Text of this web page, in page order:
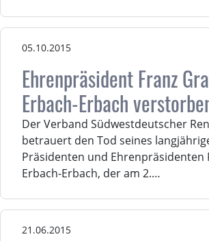
05.10.2015
Ehrenpräsident Franz
Erbach-Erbach
Der Verband Südwestdeutscher
betrauert den Tod seines
Präsidenten und Ehrenpräsidenten
Erbach-Erbach, der am 2.…
21.06.2015